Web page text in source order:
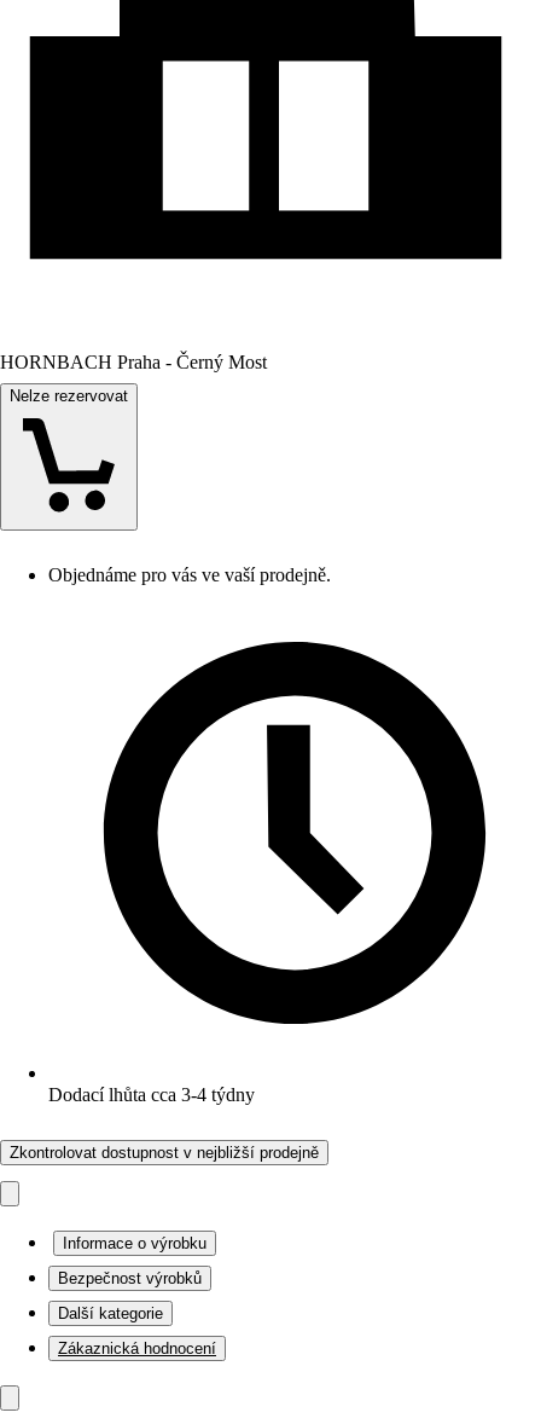
HORNBACH Praha - Černý Most
Nelze rezervovat
Objednáme pro vás ve vaší prodejně.
Dodací lhůta cca 3-4 týdny
Zkontrolovat dostupnost v nejbližší prodejně
Informace o výrobku
Bezpečnost výrobků
Další kategorie
Zákaznická hodnocení